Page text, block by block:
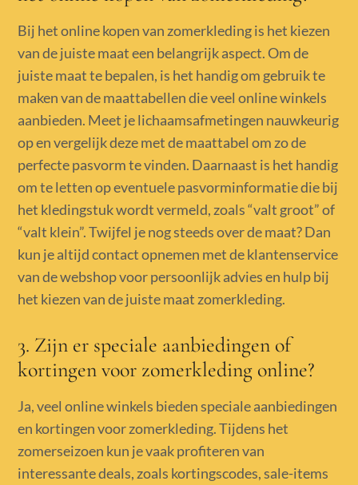
Bij het online kopen van zomerkleding is het kiezen
van de juiste maat een belangrijk aspect. Om de
juiste maat te bepalen, is het handig om gebruik te
maken van de maattabellen die veel online winkels
aanbieden. Meet je lichaamsafmetingen nauwkeurig
op en vergelijk deze met de maattabel om zo de
perfecte pasvorm te vinden. Daarnaast is het handig
om te letten op eventuele pasvorminformatie die bij
het kledingstuk wordt vermeld, zoals “valt groot” of
“valt klein”. Twijfel je nog steeds over de maat? Dan
kun je altijd contact opnemen met de klantenservice
van de webshop voor persoonlijk advies en hulp bij
het kiezen van de juiste maat zomerkleding.
3. Zijn er speciale aanbiedingen of
kortingen voor zomerkleding online?
Ja, veel online winkels bieden speciale aanbiedingen
en kortingen voor zomerkleding. Tijdens het
zomerseizoen kun je vaak profiteren van
interessante deals, zoals kortingscodes, sale-items